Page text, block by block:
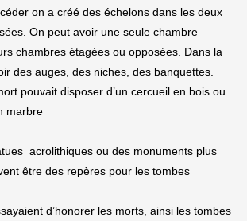
on a créé des échelons dans les deux
On peut avoir une seule chambre
chambres étagées ou opposées. Dans la
des auges, des niches, des banquettes.
pouvait disposer d’un cercueil en bois ou
marbre
acrolithiques ou des monuments plus
être des repères pour les tombes
d’honorer les morts, ainsi les tombes